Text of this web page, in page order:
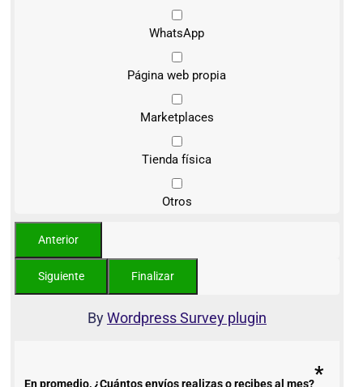
WhatsApp
Página web propia
Marketplaces
Tienda física
Otros
ByWordpress Survey plugin
En promedio, ¿Cuántos envíos realizas o recibes al mes?*